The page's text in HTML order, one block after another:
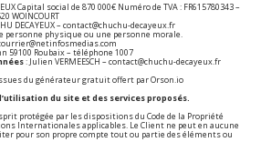
Capital social de 870 000€ Numéro de TVA : FR615780343 –
WOINCOURT
DECAYEUX – contact@chuchu-decayeux.fr
personne physique ou une personne morale.
59100 Roubaix – téléphone 1007
: Julien VERMEESCH – contact@chuchu-decayeux.fr
du générateur gratuit offert par Orson.io
du site et des services proposés.
protégée par les dispositions du Code de la Propriété
Internationales applicables. Le Client ne peut en aucune
pour son propre compte tout ou partie des éléments ou